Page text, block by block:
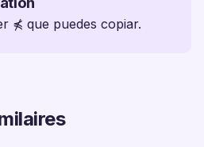
⋠ que puedes copiar.